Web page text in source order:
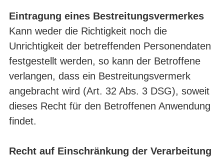
Eintragung eines Bestreitungsvermerkes
Kann weder die Richtigkeit noch die
Unrichtigkeit der betreffenden Personendaten
festgestellt werden, so kann der Betroffene
verlangen, dass ein Bestreitungsvermerk
angebracht wird (Art. 32 Abs. 3 DSG), soweit
dieses Recht für den Betroffenen Anwendung
findet.
Recht auf Einschränkung der Verarbeitung